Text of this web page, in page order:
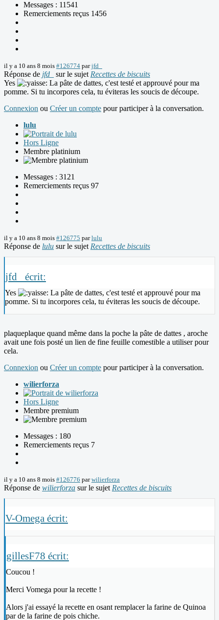
Messages : 11541
Remerciements reçus 1456
il y a 10 ans 8 mois #126774 parjfd_
Réponse de jfd_ sur le sujet Recettes de biscuits
Yes
La pâte de dattes, c'est testé et approuvé pour ma
pomme. Si tu incorpores cela, tu éviteras les soucis de découpe.
Connexion ou Créer un compte pour participer à la conversation.
lulu
Hors Ligne
Membre platinium
Messages : 3121
Remerciements reçus 97
il y a 10 ans 8 mois #126775 parlulu
Réponse de lulu sur le sujet Recettes de biscuits
jfd_ écrit:
Yes
La pâte de dattes, c'est testé et approuvé pour ma
pomme. Si tu incorpores cela, tu éviteras les soucis de découpe.
plaqueplaque quand même dans la poche la pâte de dattes , aroche
avait une fois posté un lien de fine feuille comestible a utiliser pour
cela.
Connexion ou Créer un compte pour participer à la conversation.
wilierforza
Hors Ligne
Membre premium
Messages : 180
Remerciements reçus 7
il y a 10 ans 8 mois #126776 parwilierforza
Réponse de wilierforza sur le sujet Recettes de biscuits
V-Omega écrit:
gillesF78 écrit:
Coucou !
Merci Vomega pour la recette !
Alors j'ai essayé la recette en osant remplacer la farine de Quinoa
par de la farine de pois chiche.